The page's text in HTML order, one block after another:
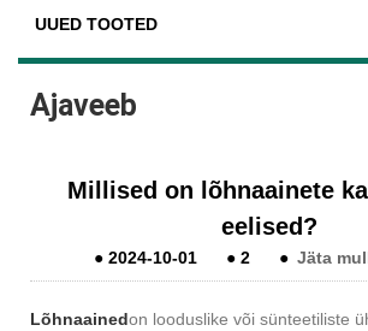
UUED TOOTED
Ajaveeb
Millised on lõhnaainete
eelised?
● 2024-10-01 ● 2 ● Jäta
Lõhnaainedon looduslike või sünteetiliste